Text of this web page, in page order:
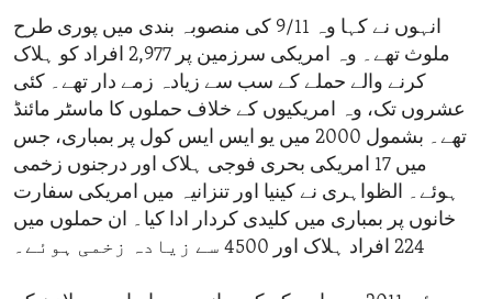
انہوں نے کہا وہ 9/11 کی منصوبہ بندی میں پوری طرح
ملوث تھے۔ وہ امریکی سرزمین پر 2,977 افراد کو ہلاک
کرنے والے حملے کے سب سے زیادہ زمے دار تھے۔ کئی
عشروں تک، وہ امریکیوں کے خلاف حملوں کا ماسٹر مائنڈ
تھے۔ بشمول 2000 میں یو ایس ایس کول پر بمباری، جس
میں 17 امریکی بحری فوجی ہلاک اور درجنوں زخمی
ہوئے۔ الظواہری نے کینیا اور تنزانیہ میں امریکی سفارت
خانوں پر بمباری میں کلیدی کردار ادا کیا۔ ان حملوں میں
224 افراد ہلاک اور 4500 سے زیادہ زخمی ہوئے۔